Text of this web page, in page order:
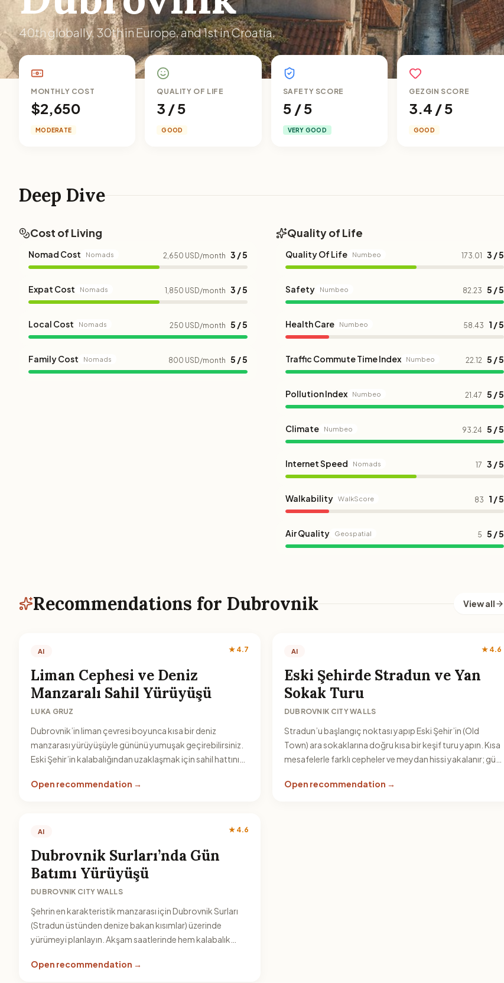
40th globally, 30th in Europe, and 1st in Croatia.
MONTHLY COST
$2,650
MODERATE
QUALITY OF LIFE
3 / 5
GOOD
SAFETY SCORE
5 / 5
VERY GOOD
GEZGIN SCORE
3.4 / 5
GOOD
Deep Dive
Cost of Living
Nomad Cost Nomads 2,650 USD/month 3 / 5
Expat Cost Nomads 1,850 USD/month 3 / 5
Local Cost Nomads 250 USD/month 5 / 5
Family Cost Nomads 800 USD/month 5 / 5
Quality of Life
Quality Of Life Numbeo 173.01 3 / 5
Safety Numbeo 82.23 5 / 5
Health Care Numbeo 58.43 1 / 5
Traffic Commute Time Index Numbeo 22.12 5 / 5
Pollution Index Numbeo 21.47 5 / 5
Climate Numbeo 93.24 5 / 5
Internet Speed Nomads 17 3 / 5
Walkability WalkScore 83 1 / 5
Air Quality Geospatial 5 5 / 5
Recommendations for Dubrovnik View all
AI ★ 4.7
Liman Cephesi ve Deniz
Manzaralı Sahil Yürüyüşü
LUKA GRUZ
Dubrovnik’in liman çevresi boyunca kısa bir deniz
manzarası yürüyüşüyle gününü yumuşak geçirebilirsiniz.
Eski Şehir’in kalabalığından uzaklaşmak için sahil hattını
Open recommendation →
AI ★ 4.6
Eski Şehirde Stradun ve Yan
Sokak Turu
DUBROVNIK CITY WALLS
Stradun’u başlangıç noktası yapıp Eski Şehir’in (Old
Town) ara sokaklarına doğru kısa bir keşif turu yapın. Kısa
mesafelerle farklı cepheler ve meydan hissi yakalanır; gün
Open recommendation →
AI ★ 4.6
Dubrovnik Surları’nda Gün
Batımı Yürüyüşü
DUBROVNIK CITY WALLS
Şehrin en karakteristik manzarası için Dubrovnik Surları
(Stradun üstünden denize bakan kısımlar) üzerinde
yürümeyi planlayın. Akşam saatlerinde hem kalabalık
Open recommendation →